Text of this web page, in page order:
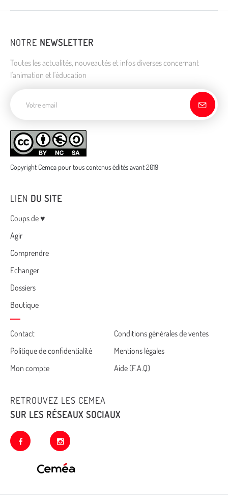
NOTRE NEWSLETTER
Toutes les actualités, nouveautés et infos diverses concernant
l'animation et l'éducation
Copyright Cemea pour tous contenus édités avant 2019
LIEN DU SITE
Menu
Coups de ♥
Agir
Comprendre
Echanger
Dossiers
Boutique
Cemea
footer
Contact
Conditions générales de ventes
Politique de confidentialité
Mentions légales
Mon compte
Aide (F.A.Q)
RETROUVEZ LES CEMEA
SUR LES RÉSEAUX SOCIAUX
facebook instagram